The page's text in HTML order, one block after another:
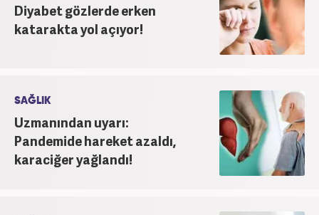
Diyabet gözlerde erken
katarakta yol açıyor!
SAĞLIK
Uzmanından uyarı:
Pandemide hareket azaldı,
karaciğer yağlandı!